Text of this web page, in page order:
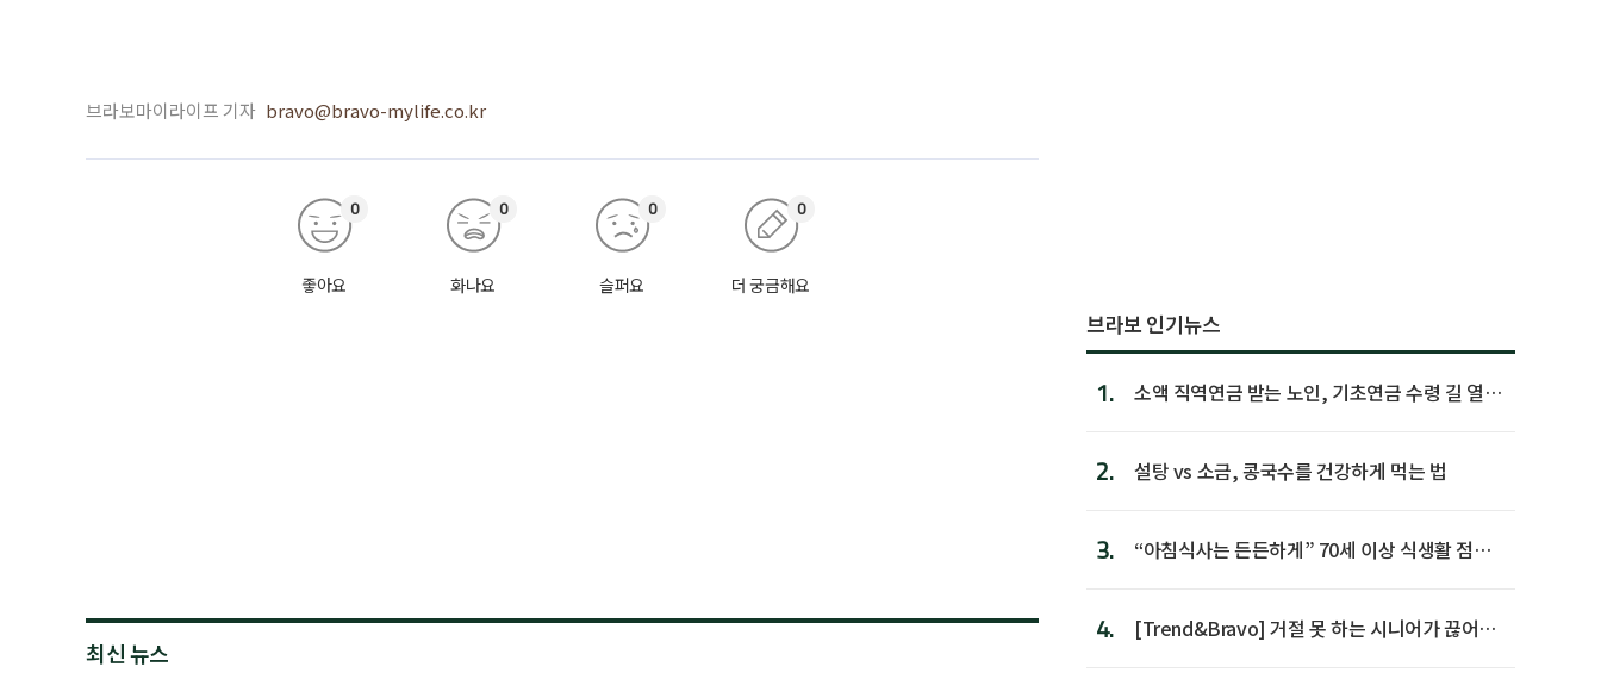
브라보마이라이프 기자 bravo@bravo-mylife.co.kr
좋아요
0
화나요
0
슬퍼요
0
더 궁금해요
0
최신 뉴스
브라보 인기뉴스
1.
소액 직역연금 받는 노인, 기초연금 수령 길 열린
2. 설탕 vs 소금, 콩국수를 건강하게 먹는 법
3.
“아침식사는 든든하게” 70세 이상 식생활 점수
4.
[Trend&Bravo] 거절 못 하는 시니어가 끊어야